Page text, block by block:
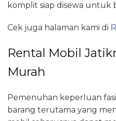
komplit siap disewa untuk
Cek juga halaman kami di
Rental Mobil
Murah
Pemenuhan keperluan
barang terutama yang